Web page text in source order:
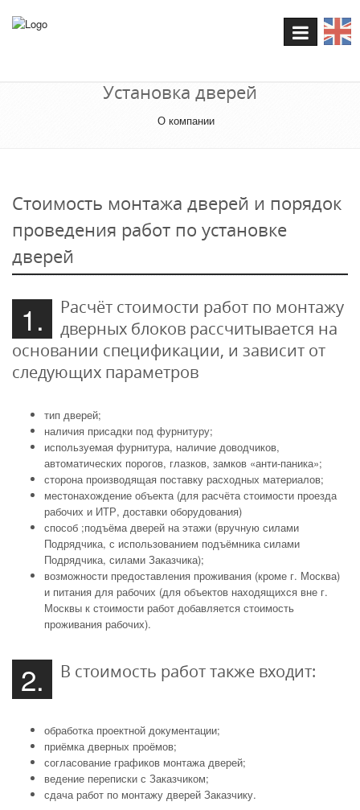
навигации
Установка дверей
О компании
Стоимость монтажа дверей и порядок
проведения работ по установке
дверей
1.
Расчёт стоимости работ по монтажу
дверных блоков рассчитывается на
основании спецификации, и зависит от
следующих параметров
тип дверей;
наличия присадки под фурнитуру;
используемая фурнитура, наличие доводчиков,
автоматических порогов, глазков, замков «анти-паника»;
сторона производящая поставку расходных материалов;
местонахождение объекта (для расчёта стоимости проезда
рабочих и ИТР, доставки оборудования)
способ ;подъёма дверей на этажи (вручную силами
Подрядчика, с использованием подъёмника силами
Подрядчика, силами Заказчика);
возможности предоставления проживания (кроме г. Москва)
и питания для рабочих (для объектов находящихся вне г.
Москвы к стоимости работ добавляется стоимость
проживания рабочих).
2. В стоимость работ также входит:
обработка проектной документации;
приёмка дверных проёмов;
согласование графиков монтажа дверей;
ведение переписки с Заказчиком;
сдача работ по монтажу дверей Заказчику.